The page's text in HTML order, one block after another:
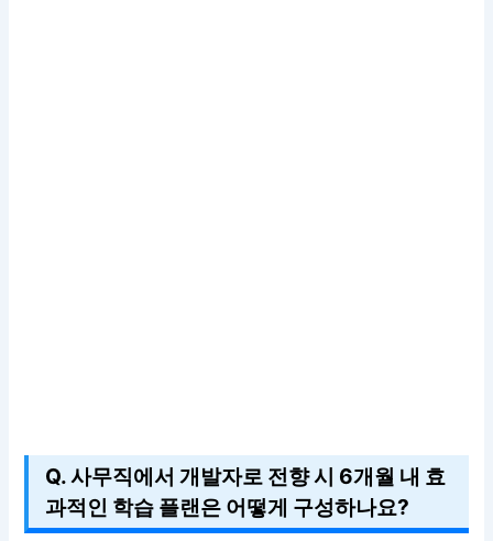
Q. 사무직에서 개발자로 전향 시 6개월 내 효
과적인 학습 플랜은 어떻게 구성하나요?